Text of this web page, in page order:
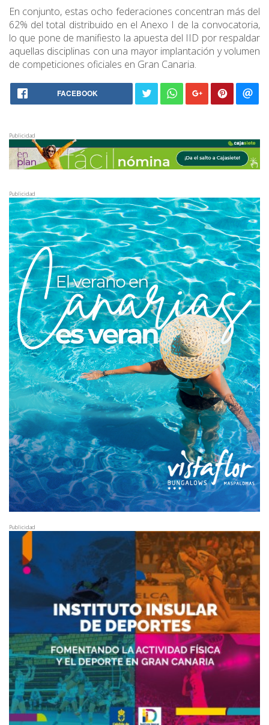
En conjunto, estas ocho federaciones concentran más del
62% del total distribuido en el Anexo I de la convocatoria,
lo que pone de manifiesto la apuesta del IID por respaldar
aquellas disciplinas con una mayor implantación y volumen
de competiciones oficiales en Gran Canaria.
FACEBOOK
Publicidad
Publicidad
Publicidad